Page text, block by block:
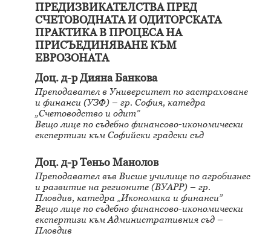
ПРЕДИЗВИКАТЕЛСТВА ПРЕД
СЧЕТОВОДНАТА И ОДИТОРСКАТА
ПРАКТИКА В ПРОЦЕСА НА
ПРИСЪЕДИНЯВАНЕ КЪМ
ЕВРОЗОНАТА
Доц. д-р Дияна Банкова
Преподавател в Университет по застраховане
и финанси (УЗФ) – гр. София, катедра
„Счетоводство и одит”
Вещо лице по съдебно финансово-икономически
експертизи към Софийски градски съд
Доц. д-р Теньо Манолов
Преподавател във Висше училище по агробизнес
и развитие на регионите (ВУАРР) – гр.
Пловдив, катедра „Икономика и финанси”
Вещо лице по съдебно финансово-икономически
експертизи към Административния съд –
Пловдив